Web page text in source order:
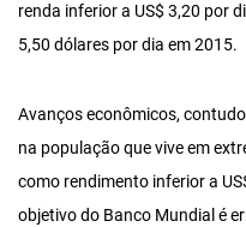
renda inferior a US$ 3,20 por
5,50 dólares por dia em 2015.
Avanços econômicos,
na população que vive em
como rendimento inferior a
objetivo do Banco Mundial é